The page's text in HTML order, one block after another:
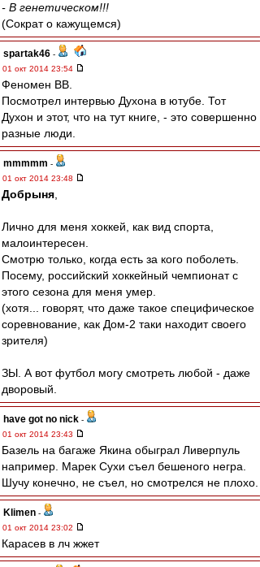
- В генетическом!!!
(Сократ о кажущемся)
spartak46 -
01 окт 2014 23:54
Феномен ВВ.
Посмотрел интервью Духона в ютубе. Тот
Духон и этот, что на тут книге, - это совершенно
разные люди.
mmmmm -
01 окт 2014 23:48
Добрыня
Лично для меня хоккей, как вид спорта,
малоинтересен.
Смотрю только, когда есть за кого поболеть.
Посему, российский хоккейный чемпионат с
этого сезона для меня умер.
(хотя... говорят, что даже такое специфическое
соревнование, как Дом-2 таки находит своего
зрителя)
ЗЫ. А вот футбол могу смотреть любой - даже
дворовый.
have got no nick -
01 окт 2014 23:43
Базель на багаже Якина обыграл Ливерпуль
например. Марек Сухи съел бешеного негра.
Шучу конечно, не съел, но смотрелся не плохо.
Klimen -
01 окт 2014 23:02
Карасев в лч жжет